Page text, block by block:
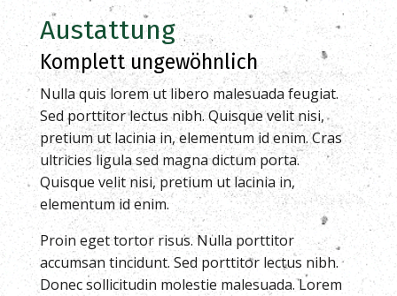
Austattung
Komplett ungewöhnlich
Nulla quis lorem ut libero malesuada feugiat.
Sed porttitor lectus nibh. Quisque velit nisi,
pretium ut lacinia in, elementum id enim. Cras
ultricies ligula sed magna dictum porta.
Quisque velit nisi, pretium ut lacinia in,
elementum id enim.
Proin eget tortor risus. Nulla porttitor
accumsan tincidunt. Sed porttitor lectus nibh.
Donec sollicitudin molestie malesuada. Lorem